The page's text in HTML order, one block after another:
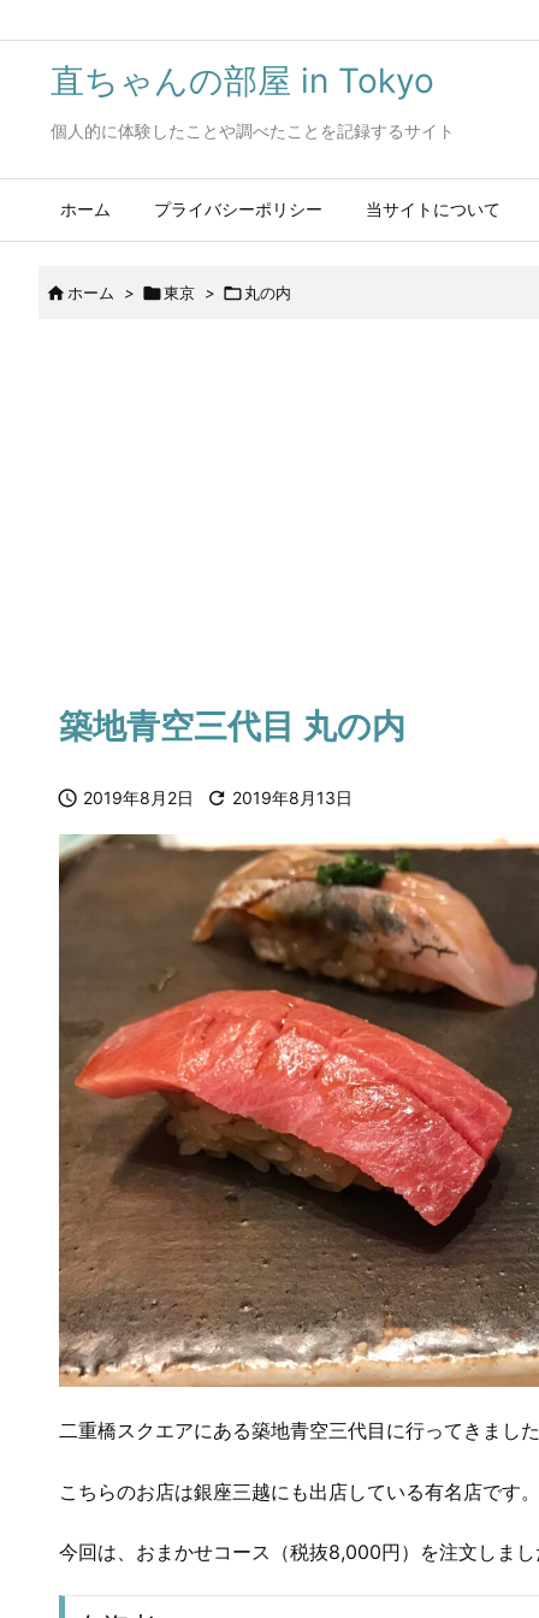
直ちゃんの部屋 in Tokyo
個人的に体験したことや調べたことを記録するサイト
ホーム プライバシーポリシー 当サイトについて
 ホーム > 東京 > 丸の内
築地青空三代目 丸の内
 2019年8月2日  2019年8月13日
二重橋スクエアにある築地青空三代目に行ってきまし
こちらのお店は銀座三越にも出店している有名店です。
今回は、おまかせコース（税抜8,000円）を注文しま